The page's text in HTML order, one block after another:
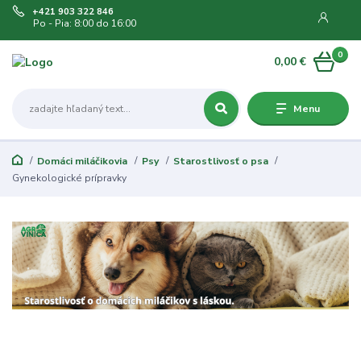
Menu
+421 903 322 846
Po - Pia: 8:00 do 16:00
0
0,00 €
Domáci miláčikovia Psy
Starostlivosť o psa
Gynekologické prípravky